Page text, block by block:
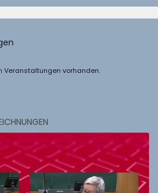
Veranstaltungen vorhanden.